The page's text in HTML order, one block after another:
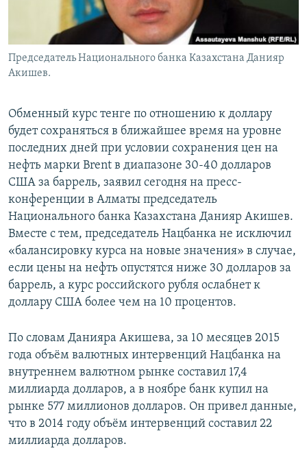
Председатель Национального банка Казахстана Данияр
Акишев.
Обменный курс тенге по отношению к доллару
будет сохраняться в ближайшее время на уровне
последних дней при условии сохранения цен на
нефть марки Brent в диапазоне 30-40 долларов
США за баррель, заявил сегодня на пресс-
конференции в Алматы председатель
Национального банка Казахстана Данияр Акишев.
Вместе с тем, председатель Нацбанка не исключил
«балансировку курса на новые значения» в случае,
если цены на нефть опустятся ниже 30 долларов за
баррель, а курс российского рубля ослабнет к
доллару США более чем на 10 процентов.
По словам Данияра Акишева, за 10 месяцев 2015
года объём валютных интервенций Нацбанка на
внутреннем валютном рынке составил 17,4
миллиарда долларов, а в ноябре банк купил на
рынке 577 миллионов долларов. Он привел данные,
что в 2014 году объём интервенций составил 22
миллиарда долларов.